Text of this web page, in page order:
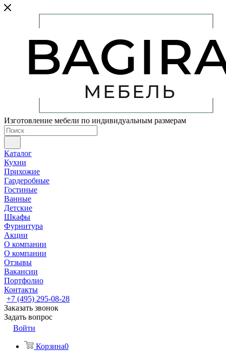
Изготовление мебели по индивидуальным размерам
Каталог
Кухни
Прихожие
Гардеробные
Гостиные
Ванные
Детские
Шкафы
Фурнитура
Акции
О компании
О компании
Отзывы
Вакансии
Портфолио
Контакты
+7 (495) 295-08-28
Заказать звонок
Задать вопрос
Войти
Корзина0